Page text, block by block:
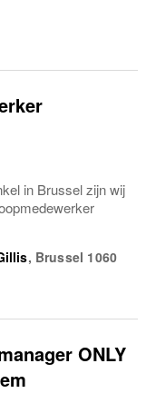
in Brussel zijn wij
, Brussel 1060
ONLY